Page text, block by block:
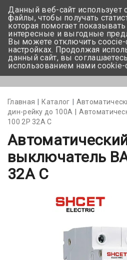
Главная Каталог
дин-рейку до 100А
100 2Р 32А С
выключатель
32А С
Данный веб-сайт использует
файлы, чтобы получать
которая помогает
интересные и выгодные
Вы можете отключить
настройках. Продолжая
данный сайт, вы
использованием нами